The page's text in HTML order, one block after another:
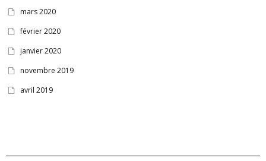
mars 2020
février 2020
janvier 2020
novembre 2019
avril 2019